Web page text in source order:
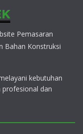
Pemasaran
Bahan Konstruksi
kebutuhan
profesional dan